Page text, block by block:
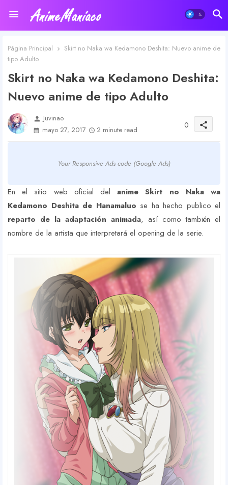
Página Principal
Skirt no Naka wa Kedamono Deshita: Nuevo anime de
tipo Adulto
Skirt no Naka wa Kedamono Deshita:
Nuevo anime de tipo Adulto
person Juvinao
mayo 27, 2017
2 minute read 0 share
Your Responsive Ads code (Google Ads)
En el sitio web oficial delanime Skirt no Naka wa
Kedamono Deshita de Hanamaluo se ha hecho publico el
reparto de la adaptación animada, así como también el
nombre de la artista que interpretará el opening de la serie.